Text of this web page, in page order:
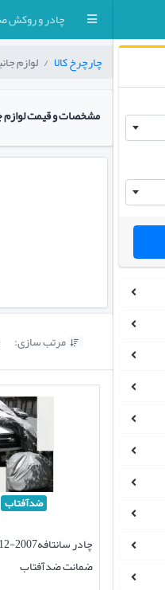
چادر و روکش
چارچرخ کالا لوازم جانبی
مشخصات و قیمت لوازم جانبی و
 مرتب سازی:
ضدآفتاب
ضمانت ضدآفتاب